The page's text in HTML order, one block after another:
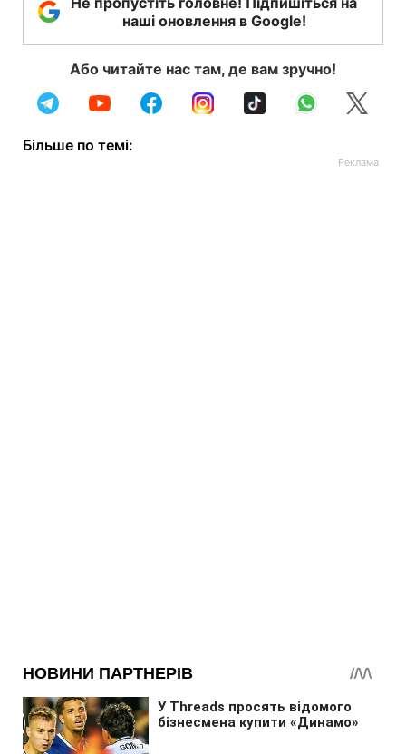
наші оновлення в Google!
Або читайте нас там, де вам зручно!
Більше по темі: